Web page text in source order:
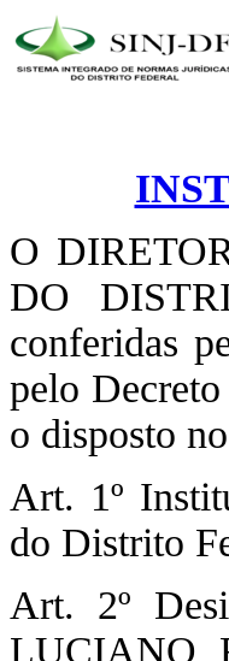
O
DO
conferidas
pelo
o disposto
Art. 1º
do Distrito
Art. 2º
LUCIANO